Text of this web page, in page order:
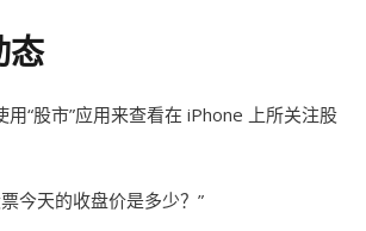
态
“股市”应用来查看在 iPhone 上所关注股
今天的收盘价是多少？”